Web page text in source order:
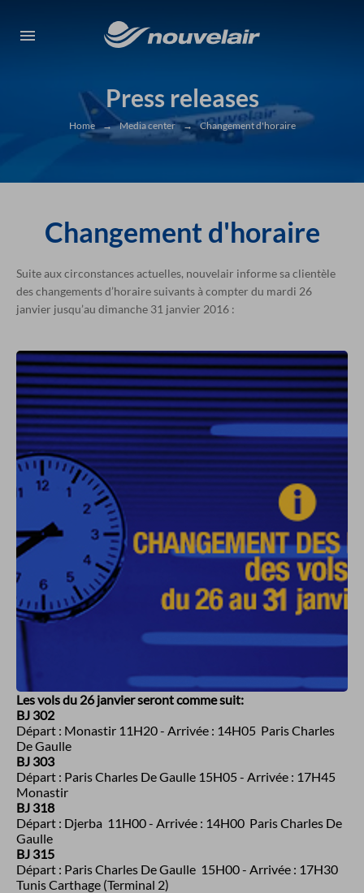
Press releases
Home → Media center → Changement d'horaire
Changement d'horaire
Suite aux circonstances actuelles, nouvelair informe sa clientèle
des changements d’horaire suivants à compter du mardi 26
janvier jusqu’au dimanche 31 janvier 2016 :
Les vols du 26 janvier seront comme suit:
BJ 302
Départ : Monastir 11H20 - Arrivée : 14H05 Paris Charles
De Gaulle
BJ 303
Départ : Paris Charles De Gaulle 15H05 - Arrivée : 17H45
Monastir
BJ 318
Départ : Djerba 11H00 - Arrivée : 14H00 Paris Charles De
Gaulle
BJ 315
Départ : Paris Charles De Gaulle 15H00 - Arrivée : 17H30
Tunis Carthage (Terminal 2)